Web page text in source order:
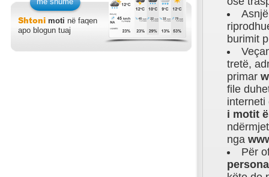
Shtoni moti në faqen
apo blogun tuaj
burimit
tretë,
primar
file
interneti
i motit
nga
Për